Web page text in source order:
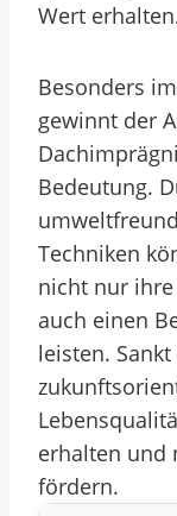
Wert
Besonders
gewinnt der
Bedeutung.
Techniken
nicht nur ihre
auch einen
leisten.
erhalten und
fördern.